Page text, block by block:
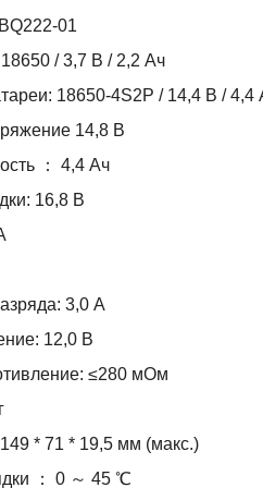
01
/ 3,7 В / 2,2 Ач
18650-4S2P / 14,4 В / 4,4
14,8 В
： 4,4 Ач
16,8 В
3,0 А
12,0 В
≤280 мОм
* 71 * 19,5 мм (макс.)
： 0 ～ 45 ℃